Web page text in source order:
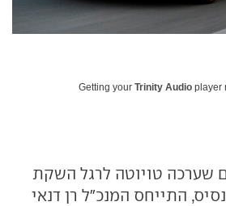
Getting your Trinity Audio player
שערכה טויוטה לרגל השקת
התייחס המנכ"ל רן דנאי